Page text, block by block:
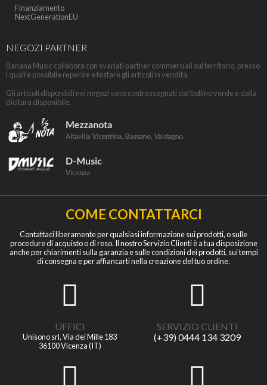
Finanziamento
NextGenerationEU
NEGOZI PARTNER
Banana Music collabora con svariati partner commerciali sul territorio, presso
i quali è possibile reperire e testare gli articoli in vendita.
Gli articoli disponibili nei negozi sono contrassegnati dal bollino verde e dalla
dicitura disponibile.
COME CONTATTARCI
Contattaci liberamente per qualsiasi informazione sui prodotti, o sulle
procedure di acquisto o di reso. Il nostro Servizio Clienti è a tua disposizione
anche per chiarimenti sulla garanzia e sulle condizioni dei prodotti, sui tempi
di consegna e per affiancarti nella creazione del tuo ordine.
UFFICI
Unisono srl, Via dei Mille 183
36100 Vicenza (IT)
SERVIZIO CLIENTI
(+39) 0444 134 3209